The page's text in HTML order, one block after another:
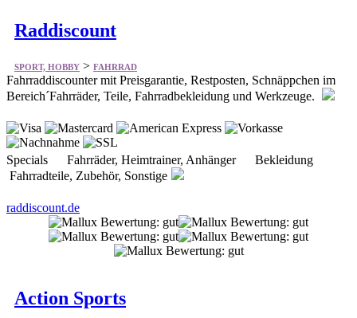
Raddiscount
SPORT, HOBBY > FAHRRAD
Fahrraddiscounter mit Preisgarantie, Restposten, Schnäppchen im
Bereich´Fahrräder, Teile, Fahrradbekleidung und Werkzeuge.
Specials Fahrräder, Heimtrainer, Anhänger Bekleidung
Fahrradteile, Zubehör, Sonstige
raddiscount.de
Action Sports